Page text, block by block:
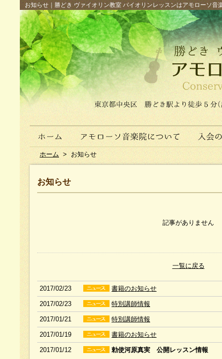
お知らせ｜勝どき ヴァイオリン教室 バイオリンレッスンはアモローソ
ホーム > お知らせ
お知らせ
記事がありません
一覧に戻る
2017/02/23 書籍のお知らせ
2017/02/23 特別講師情報
2017/01/21 特別講師情報
2017/01/19 書籍のお知らせ
2017/01/12 勅使河原真実 公開レッスン情報